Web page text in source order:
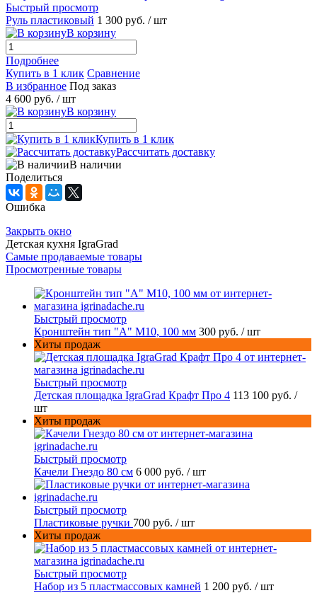
Быстрый просмотр
Руль пластиковый 1 300 руб. / шт
В корзину
Подробнее
Купить в 1 клик Сравнение
В избранное Под заказ
4 600 руб. / шт
В корзину
Купить в 1 клик
Рассчитать доставку
В наличии
Поделиться
Ошибка
Закрыть окно
Детская кухня IgraGrad
Самые продаваемые товары
Просмотренные товары
Быстрый просмотр
Кронштейн тип "A" M10, 100 мм 300 руб. / шт
Хиты продаж
Быстрый просмотр
Детская площадка IgraGrad Крафт Про 4 113 100 руб. /
шт
Хиты продаж
Быстрый просмотр
Качели Гнездо 80 см 6 000 руб. / шт
Быстрый просмотр
Пластиковые ручки 700 руб. / шт
Хиты продаж
Быстрый просмотр
Набор из 5 пластмассовых камней 1 200 руб. / шт